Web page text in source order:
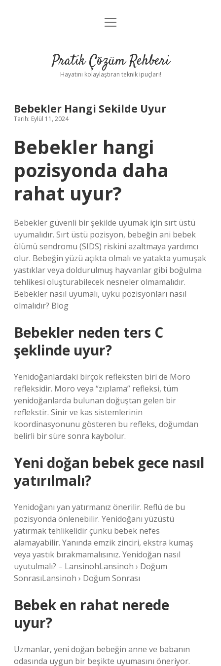
Anasayfa
Yasal Uyarı
menüyü
Pratik Çözüm Rehberi
Hayatını kolaylaştıran teknik ipuçları!
Bebekler Hangi Sekilde Uyur
Tarih: Eylül 11, 2024
Bebekler hangi
pozisyonda daha
rahat uyur?
Bebekler güvenli bir şekilde uyumak için sırt üstü
uyumalıdır. Sırt üstü pozisyon, bebeğin ani bebek
ölümü sendromu (SIDS) riskini azaltmaya yardımcı
olur. Bebeğin yüzü açıkta olmalı ve yatakta yumuşak
yastıklar veya doldurulmuş hayvanlar gibi boğulma
tehlikesi oluşturabilecek nesneler olmamalıdır.
Bebekler nasıl uyumalı, uyku pozisyonları nasıl
olmalıdır? Blog
Bebekler neden ters C
şeklinde uyur?
Yenidoğanlardaki birçok refleksten biri de Moro
refleksidir. Moro veya “zıplama” refleksi, tüm
yenidoğanlarda bulunan doğuştan gelen bir
reflekstir. Sinir ve kas sistemlerinin
koordinasyonunu gösteren bu refleks, doğumdan
belirli bir süre sonra kaybolur.
Yeni doğan bebek gece nasıl
yatırılmalı?
Yenidoğanı yan yatırmanız önerilir. Reflü de bu
pozisyonda önlenebilir. Yenidoğanı yüzüstü
yatırmak tehlikelidir çünkü bebek nefes
alamayabilir. Yanında emzik zinciri, ekstra kumaş
veya yastık bırakmamalısınız. Yenidoğan nasıl
uyutulmalı? – LansinohLansinoh › Doğum
SonrasıLansinoh › Doğum Sonrası
Bebek en rahat nerede
uyur?
Uzmanlar, yeni doğan bebeğin anne ve babanın
odasında uygun bir beşikte uyumasını öneriyor.